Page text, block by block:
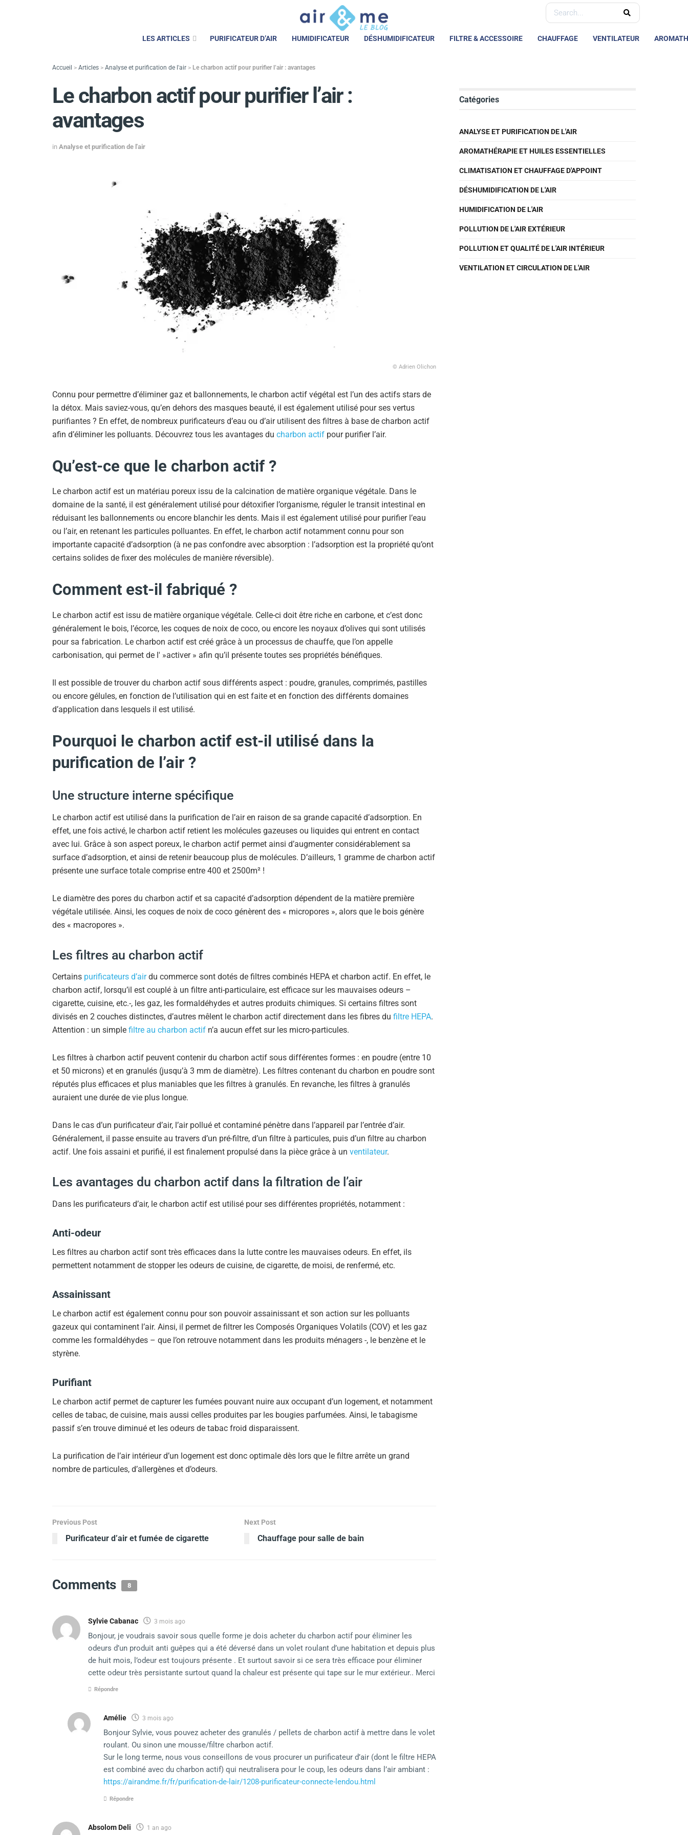
LES ARTICLES PURIFICATEUR D’AIR HUMIDIFICATEUR DÉSHUMIDIFICATEUR FILTRE & ACCESSOIRE CHAUFFAGE VENTILATEUR
Accueil > Articles > Analyse et purification de l'air > Le charbon actif pour purifier l’air : avantages
Le charbon actif pour purifier l’air :
avantages
in Analyse et purification de l'air
© Adrien Olichon
Connu pour permettre d’éliminer gaz et ballonnements, le charbon actif végétal est l’un des actifs stars de
la détox. Mais saviez-vous, qu’en dehors des masques beauté, il est également utilisé pour ses vertus
purifiantes ? En effet, de nombreux purificateurs d’eau ou d’air utilisent des filtres à base de charbon actif
afin d’éliminer les polluants. Découvrez tous les avantages du charbon actif pour purifier l’air.
Qu’est-ce que le charbon actif ?
Le charbon actif est un matériau poreux issu de la calcination de matière organique végétale. Dans le
domaine de la santé, il est généralement utilisé pour détoxifier l’organisme, réguler le transit intestinal en
réduisant les ballonnements ou encore blanchir les dents. Mais il est également utilisé pour purifier l’eau
ou l’air, en retenant les particules polluantes. En effet, le charbon actif notamment connu pour son
importante capacité d’adsorption (à ne pas confondre avec absorption : l’adsorption est la propriété qu’ont
certains solides de fixer des molécules de manière réversible).
Comment est-il fabriqué ?
Le charbon actif est issu de matière organique végétale. Celle-ci doit être riche en carbone, et c’est donc
généralement le bois, l’écorce, les coques de noix de coco, ou encore les noyaux d’olives qui sont utilisés
pour sa fabrication. Le charbon actif est créé grâce à un processus de chauffe, que l’on appelle
carbonisation, qui permet de l' »activer » afin qu’il présente toutes ses propriétés bénéfiques.
Il est possible de trouver du charbon actif sous différents aspect : poudre, granules, comprimés, pastilles
ou encore gélules, en fonction de l’utilisation qui en est faite et en fonction des différents domaines
d’application dans lesquels il est utilisé.
Pourquoi le charbon actif est-il utilisé dans la
purification de l’air ?
Une structure interne spécifique
Le charbon actif est utilisé dans la purification de l’air en raison de sa grande capacité d’adsorption. En
effet, une fois activé, le charbon actif retient les molécules gazeuses ou liquides qui entrent en contact
avec lui. Grâce à son aspect poreux, le charbon actif permet ainsi d’augmenter considérablement sa
surface d’adsorption, et ainsi de retenir beaucoup plus de molécules. D’ailleurs, 1 gramme de charbon actif
présente une surface totale comprise entre 400 et 2500m² !
Le diamètre des pores du charbon actif et sa capacité d’adsorption dépendent de la matière première
végétale utilisée. Ainsi, les coques de noix de coco génèrent des « micropores », alors que le bois génère
des « macropores ».
Les filtres au charbon actif
Certains purificateurs d’airdu commerce sont dotés de filtres combinés HEPA et charbon actif. En effet, le
charbon actif, lorsqu’il est couplé à un filtre anti-particulaire, est efficace sur les mauvaises odeurs –
cigarette, cuisine, etc.-, les gaz, les formaldéhydes et autres produits chimiques. Si certains filtres sont
divisés en 2 couches distinctes, d’autres mêlent le charbon actif directement dans les fibres du filtre HEPA.
Attention : un simple filtre au charbon actif n’a aucun effet sur les micro-particules.
Les filtres à charbon actif peuvent contenir du charbon actif sous différentes formes : en poudre (entre 10
et 50 microns) et en granulés (jusqu’à 3 mm de diamètre). Les filtres contenant du charbon en poudre sont
réputés plus efficaces et plus maniables que les filtres à granulés. En revanche, les filtres à granulés
auraient une durée de vie plus longue.
Dans le cas d’un purificateur d’air, l’air pollué et contaminé pénètre dans l’appareil par l’entrée d’air.
Généralement, il passe ensuite au travers d’un pré-filtre, d’un filtre à particules, puis d’un filtre au charbon
actif. Une fois assaini et purifié, il est finalement propulsé dans la pièce grâce à un ventilateur.
Les avantages du charbon actif dans la filtration de l’air
Dans les purificateurs d’air, le charbon actif est utilisé pour ses différentes propriétés, notamment :
Anti-odeur
Les filtres au charbon actif sont très efficaces dans la lutte contre les mauvaises odeurs. En effet, ils
permettent notamment de stopper les odeurs de cuisine, de cigarette, de moisi, de renfermé, etc.
Assainissant
Le charbon actif est également connu pour son pouvoir assainissant et son action sur les polluants
gazeux qui contaminent l’air. Ainsi, il permet de filtrer les Composés Organiques Volatils (COV) et les gaz
comme les formaldéhydes – que l’on retrouve notamment dans les produits ménagers -, le benzène et le
styrène.
Purifiant
Le charbon actif permet de capturer les fumées pouvant nuire aux occupant d’un logement, et notamment
celles de tabac, de cuisine, mais aussi celles produites par les bougies parfumées. Ainsi, le tabagisme
passif s’en trouve diminué et les odeurs de tabac froid disparaissent.
La purification de l’air intérieur d’un logement est donc optimale dès lors que le filtre arrête un grand
nombre de particules, d’allergènes et d’odeurs.
Previous Post
Purificateur d’air et fumée de cigarette
Next Post
Chauffage pour salle de bain
Comments 8
Sylvie Cabanac 3 mois ago
Bonjour, je voudrais savoir sous quelle forme je dois acheter du charbon actif pour éliminer les
odeurs d’un produit anti guêpes qui a été déversé dans un volet roulant d’une habitation et depuis plus
de huit mois, l’odeur est toujours présente . Et surtout savoir si ce sera très efficace pour éliminer
cette odeur très persistante surtout quand la chaleur est présente qui tape sur le mur extérieur.. Merci
Répondre
Amélie 3 mois ago
Bonjour Sylvie, vous pouvez acheter des granulés / pellets de charbon actif à mettre dans le volet
roulant. Ou sinon une mousse/filtre charbon actif.
Sur le long terme, nous vous conseillons de vous procurer un purificateur d’air (dont le filtre HEPA
est combiné avec du charbon actif) qui neutralisera pour le coup, les odeurs dans l’air ambiant :
https://airandme.fr/fr/purification-de-lair/1208-purificateur-connecte-lendou.html
Répondre
Absolom Deli 1 an ago
Catégories
ANALYSE ET PURIFICATION DE L'AIR
AROMATHÉRAPIE ET HUILES ESSENTIELLES
CLIMATISATION ET CHAUFFAGE D'APPOINT
DÉSHUMIDIFICATION DE L'AIR
HUMIDIFICATION DE L'AIR
POLLUTION DE L'AIR EXTÉRIEUR
POLLUTION ET QUALITÉ DE L'AIR INTÉRIEUR
VENTILATION ET CIRCULATION DE L'AIR